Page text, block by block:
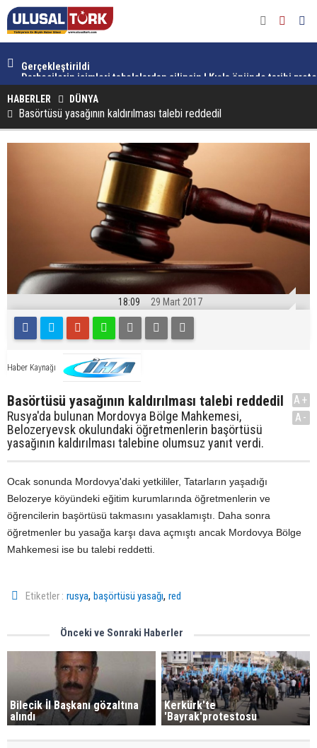
Eğitim Gücü Sen İstanbul Avrupa Yakası Şubesi 1. Olağan Genel
Darbecilerin isimleri tabelalardan silinsin ! Kışla önünde tarihi
HABERLER DÜNYA
Basörtüsü yasağının kaldırılması talebi reddedil
18:09 29 Mart 2017
Haber Kaynağı
Basörtüsü yasağının kaldırılması talebi reddedil
Rusya'da bulunan Mordovya Bölge Mahkemesi,
Belozeryevsk okulundaki öğretmenlerin başörtüsü
yasağının kaldırılması talebine olumsuz yanıt verdi.
A+
A-
Ocak sonunda Mordovya'daki yetkililer, Tatarların yaşadığı
Belozerye köyündeki eğitim kurumlarında öğretmenlerin ve
öğrencilerin başörtüsü takmasını yasaklamıştı. Daha sonra
öğretmenler bu yasağa karşı dava açmıştı ancak Mordovya Bölge
Mahkemesi ise bu talebi reddetti.
Etiketler : rusya,başörtüsü yasağı,red
Önceki ve Sonraki Haberler
Bilecik İl Başkanı gözaltına
alındı
Kerkürk'te
'Bayrak'protestosu